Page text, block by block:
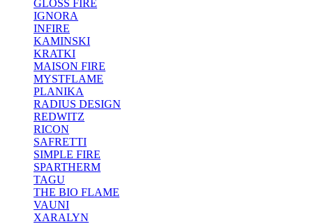
GLOSS FIRE
IGNORA
INFIRE
KAMINSKI
KRATKI
MAISON FIRE
MYSTFLAME
PLANIKA
RADIUS DESIGN
REDWITZ
RICON
SAFRETTI
SIMPLE FIRE
SPARTHERM
TAGU
THE BIO FLAME
VAUNI
XARALYN